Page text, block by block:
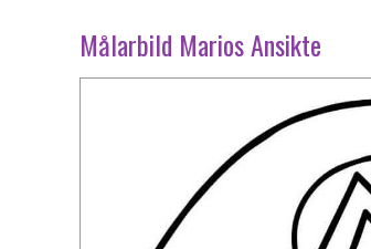
Målarbild Marios Ansikte